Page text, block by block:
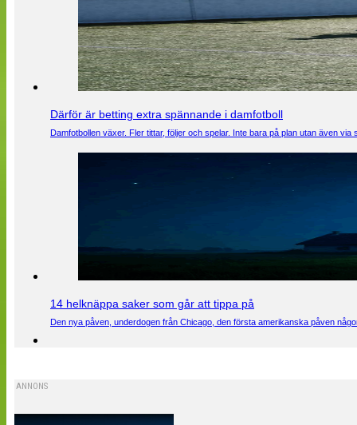
Därför är betting extra spännande i damfotboll
Damfotbollen växer. Fler tittar, följer och spelar. Inte bara på plan utan även
14 helknäppa saker som går att tippa på
Den nya påven, underdogen från Chicago, den första amerikanska påven
ANNONS